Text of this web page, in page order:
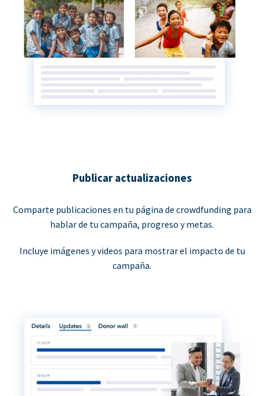
Publicar actualizaciones
Comparte publicaciones en tu página de crowdfunding para
hablar de tu campaña, progreso y metas.
Incluye imágenes y videos para mostrar el impacto de tu
campaña.